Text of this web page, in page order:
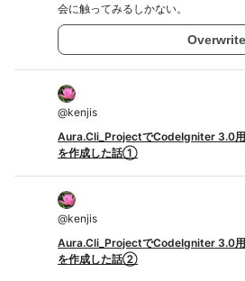
会に触ってみるしかない。
Overwrite
@kenjis
Aura.Cli_ProjectでCodeIgniter 3.0用
を作成した話①
@kenjis
Aura.Cli_ProjectでCodeIgniter 3.0用
を作成した話②